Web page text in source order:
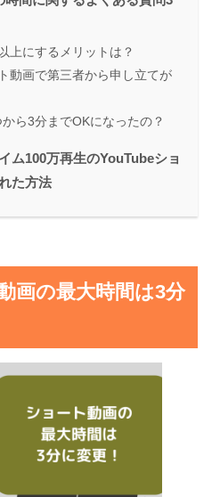
上にするメリットは？
動画で第三者から申し立てが
ら3分までOKになったの？
ム100万再生のYouTubeショ
た方法
画の最大時間は3分